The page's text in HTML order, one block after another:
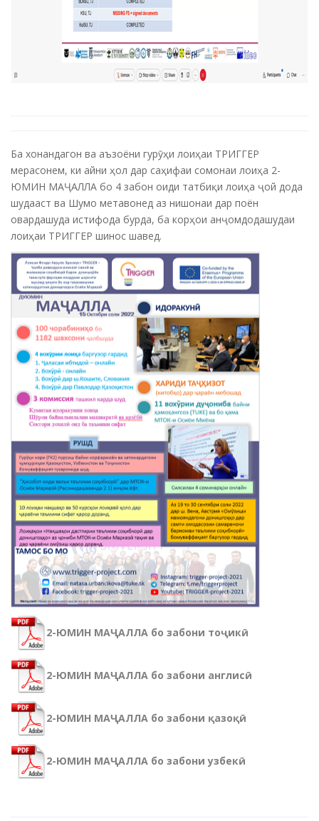
Ба хонандагон ва аъзоёни гурӯҳи лоиҳаи ТРИГГЕР
мерасонем, ки айни ҳол дар саҳифаи сомонаи лоиҳа 2-
ЮМИН МАҶАЛЛА бо 4 забон оиди татбиқи лоиҳа ҷой дода
шудааст ва Шумо метавонед аз нишонаи дар поён
овардашуда истифода бурда, ба корҳои анҷомдодашудаи
лоиҳаи ТРИГГЕР шинос шавед.
2-ЮМИН МАҶАЛЛА бо забони тоҷикӣ
2-ЮМИН МАҶАЛЛА бо забони англисӣ
2-ЮМИН МАҶАЛЛА бо забони қазоқӣ
2-ЮМИН МАҶАЛЛА бо забони узбекӣ